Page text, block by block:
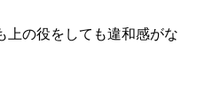
上の役をしても違和感がな